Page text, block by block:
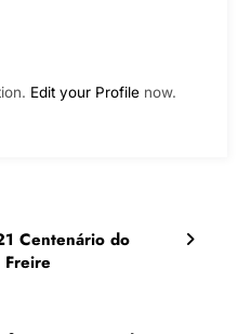
Edit your Profile now.
Centenário do
Freire